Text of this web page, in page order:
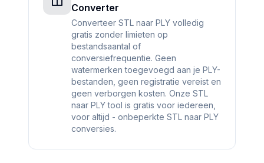
Converter
Converteer STL naar PLY volledig
gratis zonder limieten op
bestandsaantal of
conversiefrequentie. Geen
watermerken toegevoegd aan je PLY-
bestanden, geen registratie vereist en
geen verborgen kosten. Onze STL
naar PLY tool is gratis voor iedereen,
voor altijd - onbeperkte STL naar PLY
conversies.